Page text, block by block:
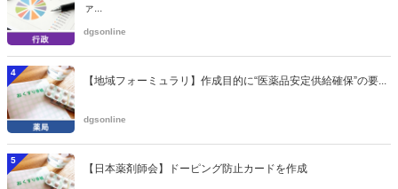
ァ...
dgsonline
4
【地域フォーミュラリ】作成目的に“医薬品安定供給確保”の要...
dgsonline
5
【日本薬剤師会】ドーピング防止カードを作成